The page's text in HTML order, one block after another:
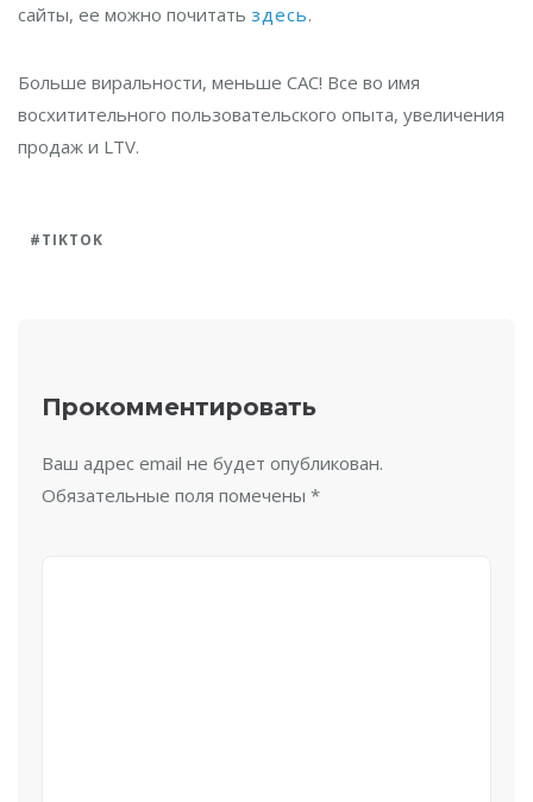
сайты, ее можно почитать здесь.
Больше виральности, меньше CAC! Все во имя
восхитительного пользовательского опыта, увеличения
продаж и LTV.
TIKTOK
Прокомментировать
Ваш адрес email не будет опубликован.
Обязательные поля помечены *